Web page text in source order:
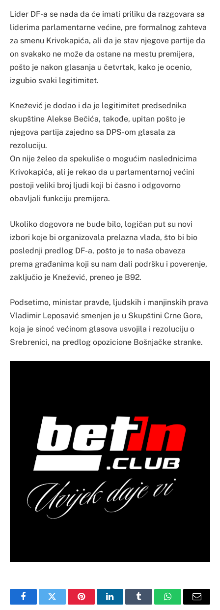
Lider DF-a se nada da će imati priliku da razgovara sa
liderima parlamentarne većine, pre formalnog zahteva
za smenu Krivokapića, ali da je stav njegove partije da
on svakako ne može da ostane na mestu premijera,
pošto je nakon glasanja u četvrtak, kako je ocenio,
izgubio svaki legitimitet.
Knežević je dodao i da je legitimitet predsednika
skupštine Alekse Bečića, takođe, upitan pošto je
njegova partija zajedno sa DPS-om glasala za
rezoluciju.
On nije želeo da spekuliše o mogućim naslednicima
Krivokapića, ali je rekao da u parlamentarnoj većini
postoji veliki broj ljudi koji bi časno i odgovorno
obavljali funkciju premijera.
Ukoliko dogovora ne bude bilo, logičan put su novi
izbori koje bi organizovala prelazna vlada, što bi bio
poslednji predlog DF-a, pošto je to naša obaveza
prema građanima koji su nam dali podršku i poverenje,
zaključio je Knežević, preneo je B92.
Podsetimo, ministar pravde, ljudskih i manjinskih prava
Vladimir Leposavić smenjen je u Skupštini Crne Gore,
koja je sinoć većinom glasova usvojila i rezoluciju o
Srebrenici, na predlog opozicione Bošnjačke stranke.
FacebookTwitter PinterestLinkedInTumblr WhatsAppEmail